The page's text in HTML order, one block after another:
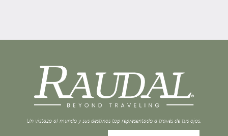
Un vistazo al mundo y sus destinos top representado a través de tus ojos.